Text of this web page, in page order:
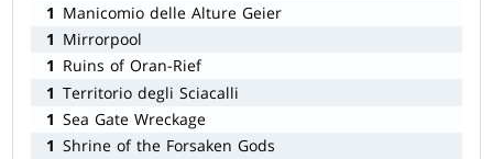
1 Manicomio delle Alture Geier
1 Mirrorpool
1 Ruins of Oran-Rief
1 Territorio degli Sciacalli
1 Sea Gate Wreckage
1 Shrine of the Forsaken Gods